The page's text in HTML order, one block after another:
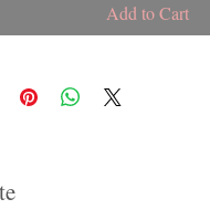
Add to Cart